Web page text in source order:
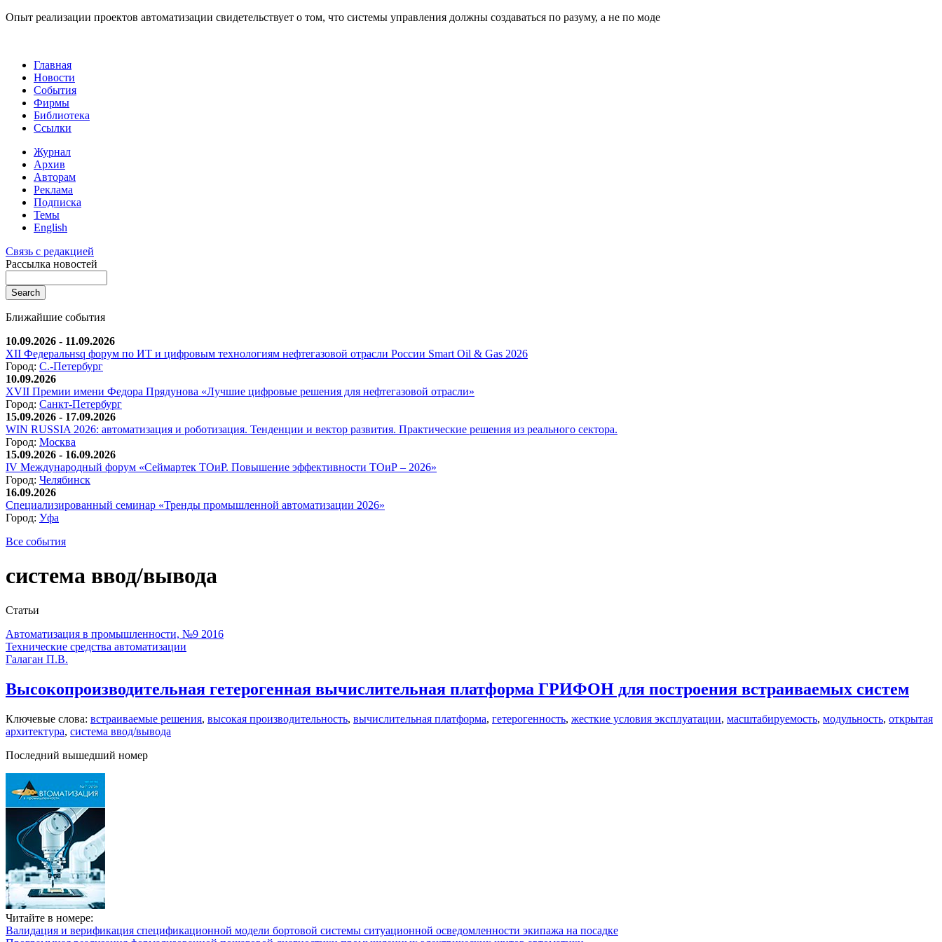
Опыт реализации проектов автоматизации свидетельствует о том, что системы управления должны создаваться по разуму, а не по моде
Главная
Новости
События
Фирмы
Библиотека
Ссылки
Журнал
Архив
Авторам
Реклама
Подписка
Темы
English
Связь с редакцией
Рассылка новостей
Ближайшие события
10.09.2026 - 11.09.2026
XII Федеральнsq форум по ИТ и цифровым технологиям нефтегазовой отрасли России Smart Oil & Gas 2026
Город: С.-Петербург
10.09.2026
XVII Премии имени Федора Прядунова «Лучшие цифровые решения для нефтегазовой отрасли»
Город: Санкт-Петербург
15.09.2026 - 17.09.2026
WIN RUSSIA 2026: автоматизация и роботизация. Тенденции и вектор развития. Практические решения из реального сектора.
Город: Москва
15.09.2026 - 16.09.2026
IV Международный форум «Сеймартек ТОиР. Повышение эффективности ТОиР – 2026»
Город: Челябинск
16.09.2026
Специализированный семинар «Тренды промышленной автоматизации 2026»
Город: Уфа
Все события
система ввод/вывода
Статьи
Автоматизация в промышленности, №9 2016
Технические средства автоматизации
Галаган П.В.
Высокопроизводительная гетерогенная вычислительная платформа ГРИФОН для построения встраиваемых систем
Ключевые слова: встраиваемые решения, высокая производительность, вычислительная платформа, гетерогенность, жесткие условия эксплуатации, масштабируемость, модульность, открытая
архитектура, система ввод/вывода
Последний вышедший номер
Читайте в номере:
Валидация и верификация спецификационной модели бортовой системы ситуационной осведомленности экипажа на посадке